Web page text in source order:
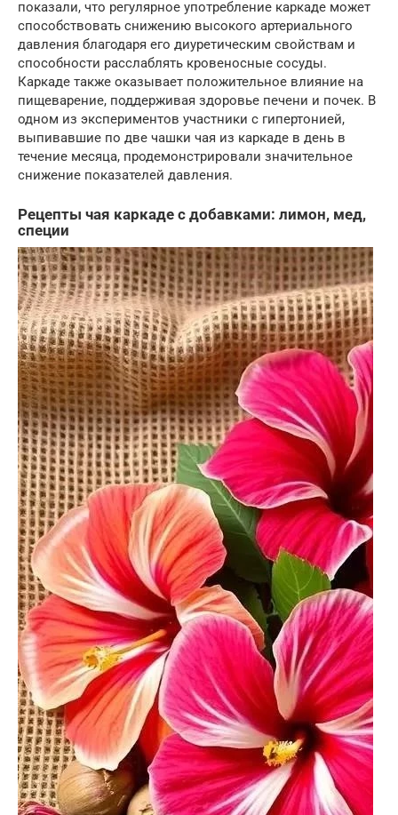
показали, что регулярное употребление каркаде может
способствовать снижению высокого артериального
давления благодаря его диуретическим свойствам и
способности расслаблять кровеносные сосуды.
Каркаде также оказывает положительное влияние на
пищеварение, поддерживая здоровье печени и почек. В
одном из экспериментов участники с гипертонией,
выпивавшие по две чашки чая из каркаде в день в
течение месяца, продемонстрировали значительное
снижение показателей давления.
Рецепты чая каркаде с добавками: лимон, мед,
специи